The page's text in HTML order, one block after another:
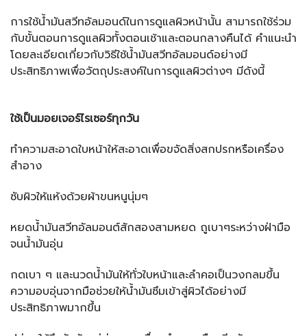
การใช้น้ำมันสวีทอัลมอนด์ในการดูแลผิวหน้านั้น สามารถใช้ร่วม
กับขั้นตอนการดูแลผิวทั้งตอนเช้าและตอนกลางคืนได้ คำแนะนำ
โดยละเอียดเกี่ยวกับวิธีใช้น้ำมันสวีทอัลมอนด์อย่างมี
ประสิทธิภาพเพื่อวัตถุประสงค์ในการดูแลผิวต่างๆ มีดังนี้
ใช้เป็นมอยเจอร์ไรเซอร์ทุกวัน
ทำความสะอาดใบหน้าให้สะอาดเพื่อขจัดสิ่งสกปรกหรือเครื่อง
สำอาง
ซับผิวให้แห้งด้วยผ้าขนหนูนุ่มๆ
หยดน้ำมันสวีทอัลมอนต์สักสองสามหยด ถูเบาๆระหว่างฝ่ามือ
จนน้ำมันอุ่น
กดเบา ๆ และนวดน้ำมันให้ทั่วใบหน้าและลำคอเป็นวงกลมขึ้น
ความอบอุ่นจากมือช่วยให้น้ำมันซึมเข้าสู่ผิวได้อย่างมี
ประสิทธิภาพมากขึ้น